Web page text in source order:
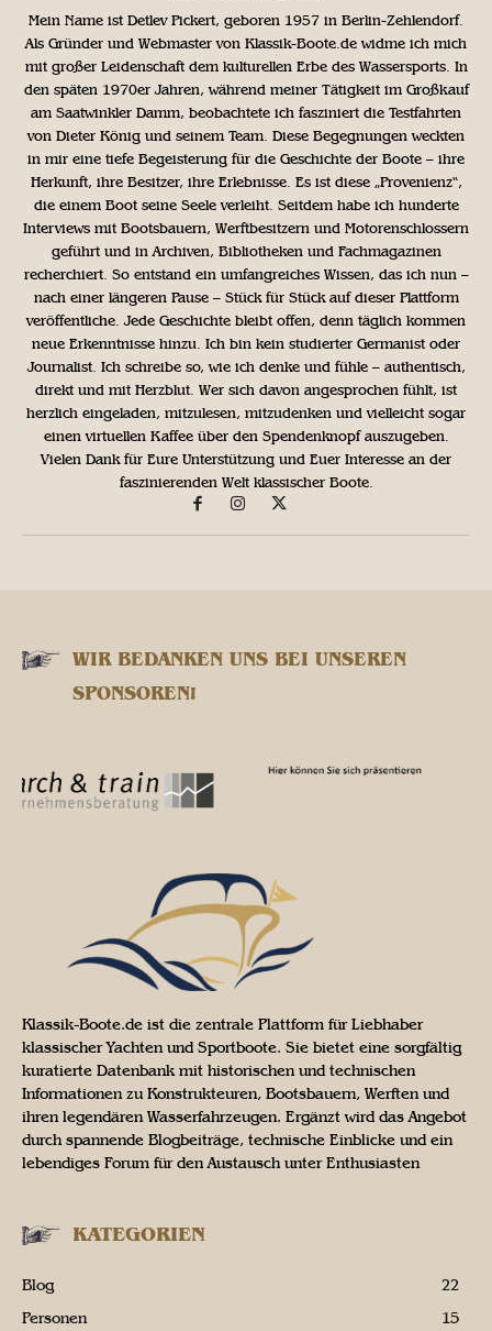
Mein Name ist Detlev Pickert, geboren 1957 in Berlin-Zehlendorf.
Als Gründer und Webmaster von Klassik-Boote.de widme ich mich
mit großer Leidenschaft dem kulturellen Erbe des Wassersports. In
den späten 1970er Jahren, während meiner Tätigkeit im Großkauf
am Saatwinkler Damm, beobachtete ich fasziniert die Testfahrten
von Dieter König und seinem Team. Diese Begegnungen weckten
in mir eine tiefe Begeisterung für die Geschichte der Boote – ihre
Herkunft, ihre Besitzer, ihre Erlebnisse. Es ist diese „Provenienz“,
die einem Boot seine Seele verleiht. Seitdem habe ich hunderte
Interviews mit Bootsbauern, Werftbesitzern und Motorenschlossern
geführt und in Archiven, Bibliotheken und Fachmagazinen
recherchiert. So entstand ein umfangreiches Wissen, das ich nun –
nach einer längeren Pause – Stück für Stück auf dieser Plattform
veröffentliche. Jede Geschichte bleibt offen, denn täglich kommen
neue Erkenntnisse hinzu. Ich bin kein studierter Germanist oder
Journalist. Ich schreibe so, wie ich denke und fühle – authentisch,
direkt und mit Herzblut. Wer sich davon angesprochen fühlt, ist
herzlich eingeladen, mitzulesen, mitzudenken und vielleicht sogar
einen virtuellen Kaffee über den Spendenknopf auszugeben.
Vielen Dank für Eure Unterstützung und Euer Interesse an der
faszinierenden Welt klassischer Boote.
WIR BEDANKEN UNS BEI UNSEREN
SPONSOREN!
Klassik-Boote.de ist die zentrale Plattform für Liebhaber
klassischer Yachten und Sportboote. Sie bietet eine sorgfältig
kuratierte Datenbank mit historischen und technischen
Informationen zu Konstrukteuren, Bootsbauern, Werften und
ihren legendären Wasserfahrzeugen. Ergänzt wird das Angebot
durch spannende Blogbeiträge, technische Einblicke und ein
lebendiges Forum für den Austausch unter Enthusiasten
KATEGORIEN
Blog
22
Personen
15